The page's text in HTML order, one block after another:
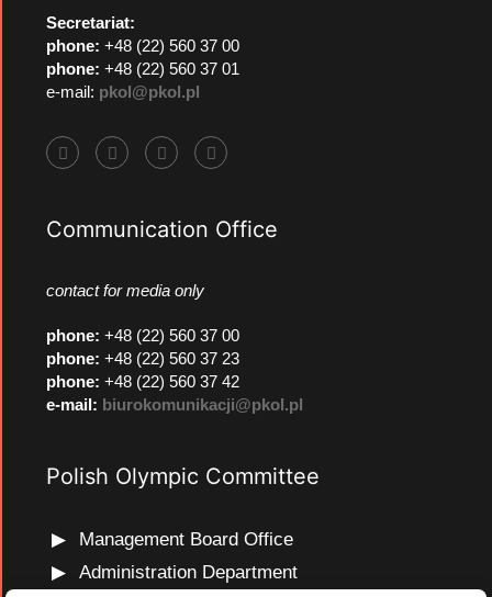
Secretariat:
phone: +48 (22) 560 37 00
phone: +48 (22) 560 37 01
e-mail: pkol@pkol.pl
Communication Office
contact for media only
phone: +48 (22) 560 37 00
phone: +48 (22) 560 37 23
phone: +48 (22) 560 37 42
e-mail: biurokomunikacji@pkol.pl
Polish Olympic Committee
Management Board Office
Administration Department